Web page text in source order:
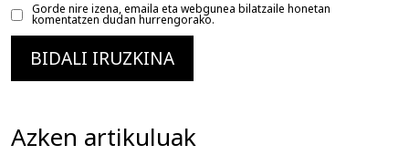
Gorde nire izena, emaila eta webgunea bilatzaile honetan
komentatzen dudan hurrengorako.
Azken artikuluak